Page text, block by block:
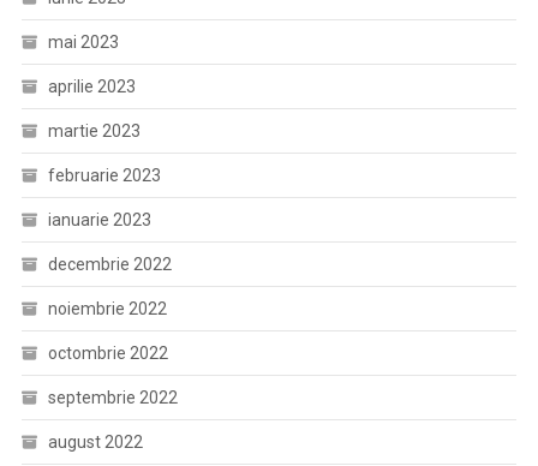
mai 2023
aprilie 2023
martie 2023
februarie 2023
ianuarie 2023
decembrie 2022
noiembrie 2022
octombrie 2022
septembrie 2022
august 2022